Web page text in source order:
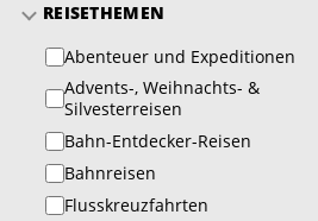
REISETHEMEN
Abenteuer und Expeditionen
Advents-, Weihnachts- &
Silvesterreisen
Bahn-Entdecker-Reisen
Bahnreisen
Flusskreuzfahrten